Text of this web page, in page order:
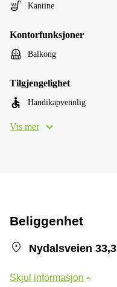
Kantine
Kontorfunksjoner
Balkong
Tilgjengelighet
Handikapvennlig
Vis mer
Beliggenhet
Nydalsveien
Skjul informasjon